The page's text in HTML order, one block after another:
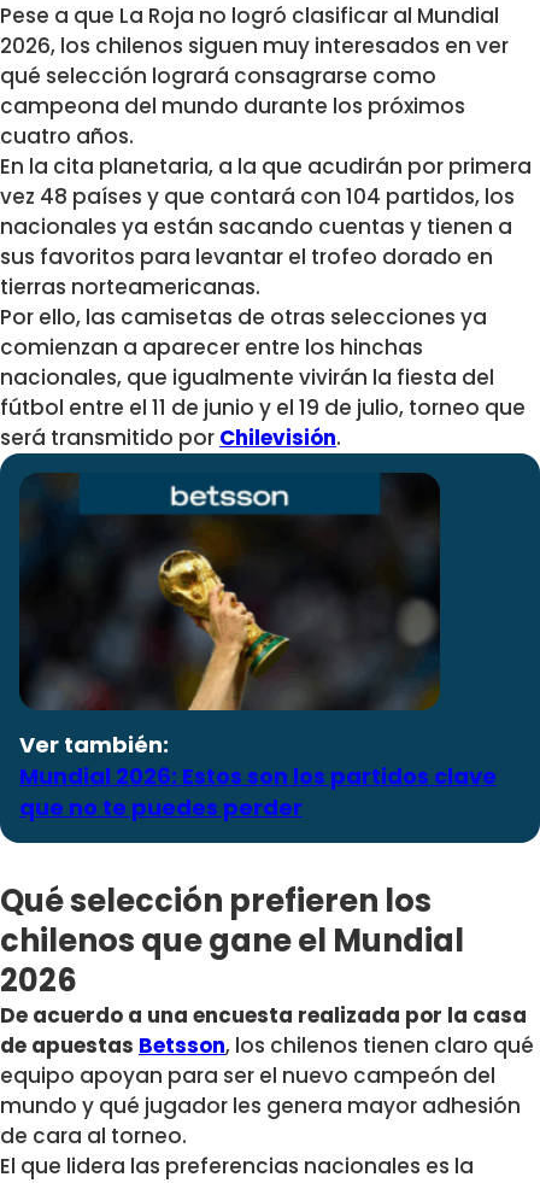
Pese a que La Roja no logró clasificar al Mundial
2026, los chilenos siguen muy interesados en ver
qué selección logrará consagrarse como
campeona del mundo durante los próximos
cuatro años.
En la cita planetaria, a la que acudirán por primera
vez 48 países y que contará con 104 partidos, los
nacionales ya están sacando cuentas y tienen a
sus favoritos para levantar el trofeo dorado en
tierras norteamericanas.
Por ello, las camisetas de otras selecciones ya
comienzan a aparecer entre los hinchas
nacionales, que igualmente vivirán la fiesta del
fútbol entre el 11 de junio y el 19 de julio, torneo que
será transmitido por Chilevisión.
Ver también:
Mundial 2026: Estos son los partidos clave
que no te puedes perder
Qué selección prefieren los
chilenos que gane el Mundial
2026
De acuerdo a una encuesta realizada por la casa
de apuestas Betsson, los chilenos tienen claro qué
equipo apoyan para ser el nuevo campeón del
mundo y qué jugador les genera mayor adhesión
de cara al torneo.
El que lidera las preferencias nacionales es la